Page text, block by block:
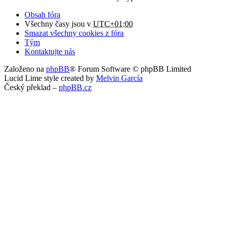
Obsah fóra
Všechny časy jsou v UTC+01:00
Smazat všechny cookies z fóra
Tým
Kontaktujte nás
Založeno na phpBB® Forum Software © phpBB Limited
Lucid Lime style created by Melvin García
Český překlad – phpBB.cz